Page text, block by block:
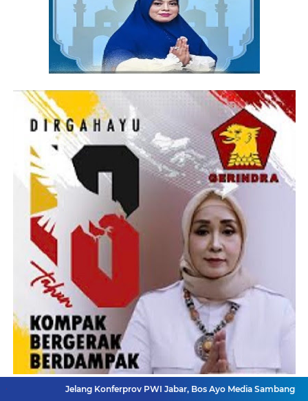
Jelang Konferprov PWI Jabar, Bos Ayo Media Sambangi Rumah PWI